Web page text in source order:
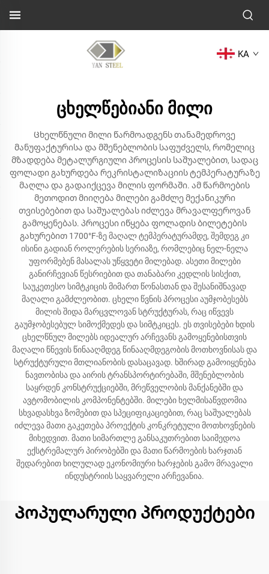
KA
ცხელწებიანი მილი
Ცხელწნული მილი წარმოადგენს თანამედროვე
მანუფაქტურისა და მშენებლობის საფუძველს, რომელიც
მზადდება მეტალურგიული პროცესის საშუალებით, სადაც
ფოლადი გახურდება რეკრისტალიზაციის ტემპერატურაზე
მაღლა და გადაიქცევა მილის ფორმაში. ამ წარმოების
მეთოდით მიიღება მილები გამძლე მექანიკური
თვისებებით და საშუალებას იძლევა მრავალფეროვან
გამოყენებას. პროცესი იწყება ფოლადის ბილეტების
გახურებით 1700°F-ზე მაღალ ტემპერატურამდე, შემდეგ კი
ისინი გადიან როლერების სერიაზე, რომლებიც ნელ-ნელა
უფორმებენ მასალას უწყვეტი მილებად. ასეთი მილები
განირჩევიან წესრიებით და თანაბარი კედლის სისქით,
საუკეთესო სიმტკიცის მიმართ წონასთან და შესანიშნავად
მაღალი გამძლეობით. ცხელი წვნის პროცესი აუმჯობესებს
მილის შიდა მარცვლოვან სტრუქტურას, რაც იწვევს
გაუმჯობესებულ სიმოქმედეს და სიმტკიცეს. ეს თვისებები ხდის
ცხელწნულ მილებს იდეალურ არჩევანს გამოყენებისთვის
მაღალი წნევის წინააღმდეგ წინააღმდეგობის მოთხოვნისას და
სტრუქტურული მთლიანობის დასაცავად. ხშირად გამოიყენება
ნავთობისა და აირის ტრანსპორტირებაში, მშენებლობის
საყრდენ კონსტრუქციებში, მრეწველობის მანქანებში და
ავტომობილის კომპონენტებში. მილები ხელმისაწვდომია
სხვადასხვა ზომებით და სპეციფიკაციებით, რაც საშუალებას
იძლევა მათი გაკეთება პროექტის კონკრეტული მოთხოვნების
მიხედვით. მათი სიმართლე განსაკუთრებით საიმედოა
ექსტრემალურ პირობებში და მათი წარმოების ხარჯთან
შედარებით ხილულად ეკონომიური ხარჯების გამო მრავალი
ინდუსტრიის საყვარელი არჩევანია.
Პოპულარული პროდუქტები